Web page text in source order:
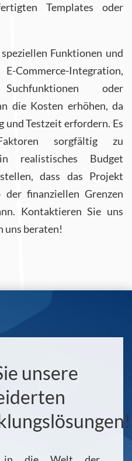
Templates oder
Funktionen und
Integration,
Suchfunktionen oder
die Kosten erhöhen, da
und Testzeit erfordern. Es
sorgfältig zu
realistisches Budget
dass das Projekt
finanziellen Grenzen
Kontaktieren Sie uns
uns beraten!
unsere